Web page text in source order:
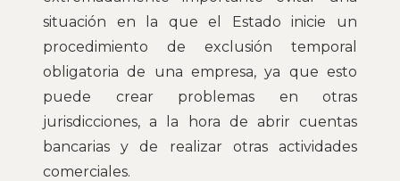
situación en la que el Estado inicie un
procedimiento de exclusión temporal
obligatoria de una empresa, ya que esto
puede crear problemas en otras
jurisdicciones, a la hora de abrir cuentas
bancarias y de realizar otras actividades
comerciales.